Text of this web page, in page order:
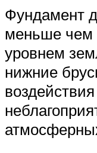
Фундамент
меньше чем
уровнем
нижние